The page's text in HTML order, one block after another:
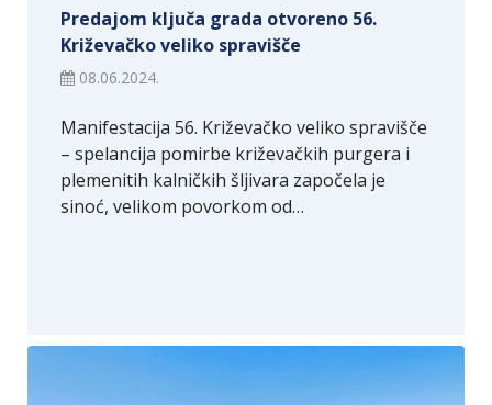
Predajom ključa grada otvoreno 56.
Križevačko veliko spravišče
08.06.2024.
Manifestacija 56. Križevačko veliko spravišče
– spelancija pomirbe križevačkih purgera i
plemenitih kalničkih šljivara započela je
sinoć, velikom povorkom od…